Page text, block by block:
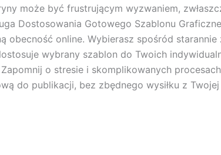
może być frustrującym wyzwaniem,
Dostosowania Gotowego Szablonu
obecność online. Wybierasz spośród
wybrany szablon do Twoich
o stresie i skomplikowanych
do publikacji, bez zbędnego wysiłku z